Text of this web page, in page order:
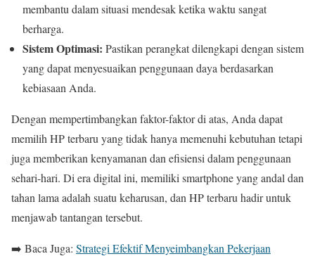
membantu dalam situasi mendesak ketika waktu sangat
berharga.
Sistem Optimasi: Pastikan perangkat dilengkapi dengan sistem
yang dapat menyesuaikan penggunaan daya berdasarkan
kebiasaan Anda.
Dengan mempertimbangkan faktor-faktor di atas, Anda dapat
memilih HP terbaru yang tidak hanya memenuhi kebutuhan tetapi
juga memberikan kenyamanan dan efisiensi dalam penggunaan
sehari-hari. Di era digital ini, memiliki smartphone yang andal dan
tahan lama adalah suatu keharusan, dan HP terbaru hadir untuk
menjawab tantangan tersebut.
➡️ Baca Juga: Strategi Efektif Menyeimbangkan Pekerjaan